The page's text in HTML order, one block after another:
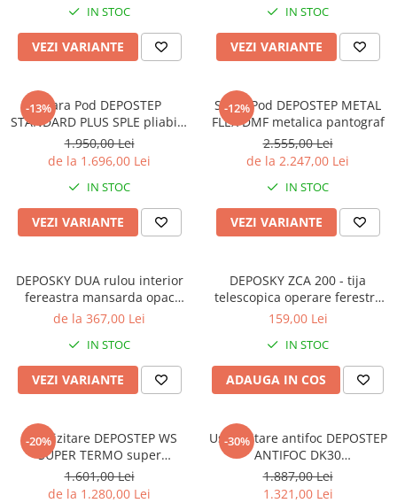
IN STOC
VEZI VARIANTE
IN STOC
VEZI VARIANTE
-13%Scara Pod DEPOSTEP
STANDARD PLUS SPLE pliabila
din lemn
1.950,00 Lei
de la 1.696,00 Lei
IN STOC
VEZI VARIANTE
-12%
Scara Pod DEPOSTEP METAL
FLEX DMF metalica pantograf
2.555,00 Lei
de la 2.247,00 Lei
IN STOC
VEZI VARIANTE
DEPOSKY DUA rulou interior
fereastra mansarda opac
compatibil cu DEPOSKY,
de la 367,00 Lei
IN STOC
VEZI VARIANTE
DEPOSKY ZCA 200 - tija
telescopica operare ferestre
de mansarda si rulouri
159,00 Lei
IN STOC
ADAUGA IN COS
-20%
Usa vizitare DEPOSTEP WS
SUPER TERMO super
termoizolatoare
1.601,00 Lei
de la 1.280,00 Lei
-30%
Usa vizitare antifoc DEPOSTEP
ANTIFOC DK30
termoizolatoare
1.887,00 Lei
1.321,00 Lei